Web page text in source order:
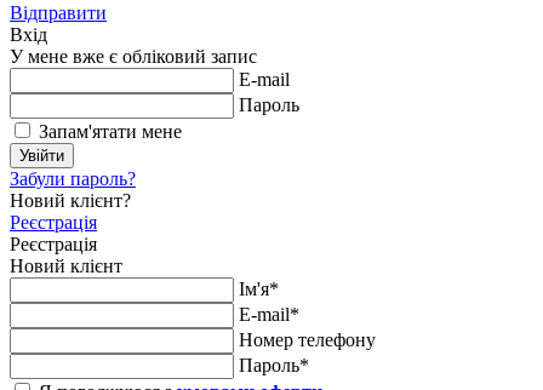
Відправити
Вхід
У мене вже є обліковий запис
E-mail
Пароль
Запам'ятати мене
Увійти
Забули пароль?
Новий клієнт?
Реєстрація
Реєстрація
Новий клієнт
Ім'я*
E-mail*
Номер телефону
Пароль*